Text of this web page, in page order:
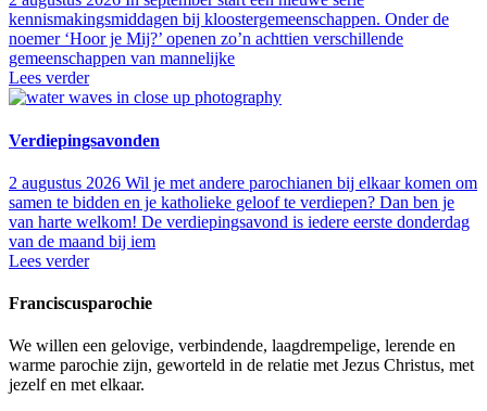
kennismakingsmiddagen bij kloostergemeenschappen. Onder de
noemer ‘Hoor je Mij?’ openen zo’n achttien verschillende
gemeenschappen van mannelijke
Lees verder
Verdiepingsavonden
2 augustus 2026 Wil je met andere parochianen bij elkaar komen om
samen te bidden en je katholieke geloof te verdiepen? Dan ben je
van harte welkom! De verdiepingsavond is iedere eerste donderdag
van de maand bij iem
Lees verder
Franciscusparochie
We willen een gelovige, verbindende, laagdrempelige, lerende en
warme parochie zijn, geworteld in de relatie met Jezus Christus, met
jezelf en met elkaar.